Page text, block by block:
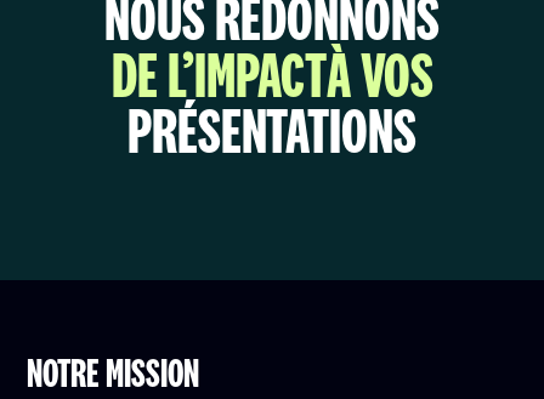
NOUS REDONNONS
DE L’IMPACTÀ VOS
PRÉSENTATIONS
NOTRE MISSION